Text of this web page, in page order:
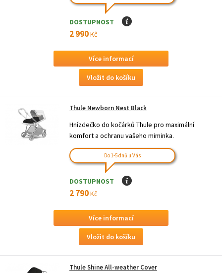
DOSTUPNOST I
2 990Kč
Více informací
Thule Newborn Nest Black
Hnízdečko do kočárků Thule pro maximální
komfort a ochranu vašeho miminka.
Do 1-5 dnů u Vás
DOSTUPNOST I
2 790Kč
Více informací
Thule Shine All-weather Cover